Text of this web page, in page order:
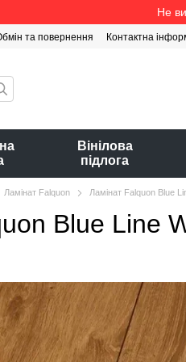
Не
та повернення Контактна
Вінілова
підлога
Ламінат Falquon Ламінат Falquon Blue
Blue Line